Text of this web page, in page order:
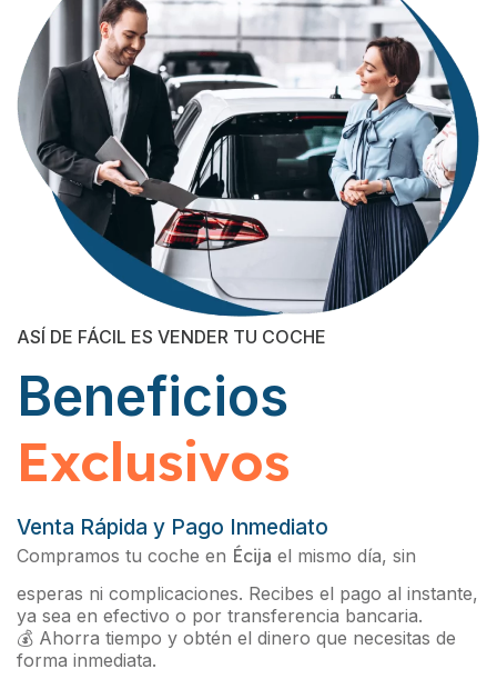
ASÍ DE FÁCIL ES VENDER TU COCHE
Beneficios
Exclusivos
Venta Rápida y Pago Inmediato
Compramos tu coche en Écija el mismo día, sin
esperas ni complicaciones. Recibes el pago al instante,
ya sea en efectivo o por transferencia bancaria.
💰 Ahorra tiempo y obtén el dinero que necesitas de
forma inmediata.